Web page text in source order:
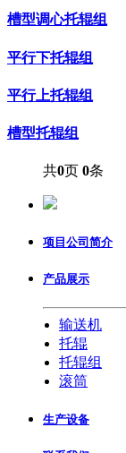
槽型调心托辊组
平行下托辊组
平行上托辊组
槽型托辊组
共0页 0条
项目公司简介
产品展示
输送机
托辊
托辊组
滚筒
生产设备